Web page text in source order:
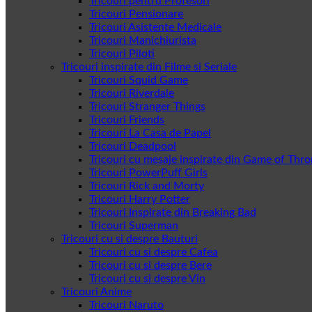
Tricouri Pensionare
Tricouri Asistente Medicale
Tricouri Manichiurista
Tricouri Piloti
Tricouri inspirate din Filme si Seriale
Tricouri Squid Game
Tricouri Riverdale
Tricouri Stranger Things
Tricouri Friends
Tricouri La Casa de Papel
Tricouri Deadpool
Tricouri cu mesaje inspirate din Game of
Tricouri PowerPuff Girls
Tricouri Rick and Morty
Tricouri Harry Potter
Tricouri Inspirate din Breaking Bad
Tricouri Superman
Tricouri cu si despre Bauturi
Tricouri cu si despre Cafea
Tricouri cu si despre Bere
Tricouri cu si despre Vin
Tricouri Anime
Tricouri Naruto